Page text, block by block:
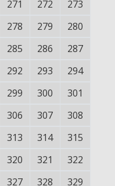
271 272
273
278 279
280
285 286
287
292 293
294
299 300
301
306 307
308
313 314
315
320 321
322
327 328
329